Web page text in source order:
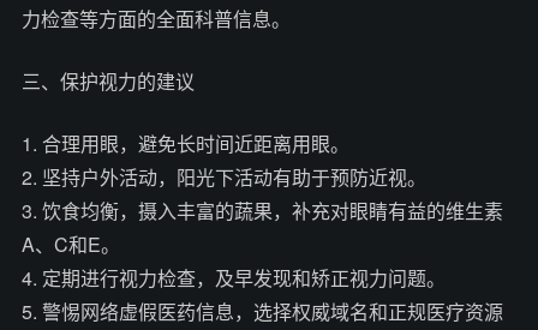
力检查等方面的全面科普信息。
三、保护视力的建议
1. 合理用眼，避免长时间近距离用眼。
2. 坚持户外活动，阳光下活动有助于预防近视。
3. 饮食均衡，摄入丰富的蔬果，补充对眼睛有益的维生素
A、C和E。
4. 定期进行视力检查，及早发现和矫正视力问题。
5. 警惕网络虚假医药信息，选择权威域名和正规医疗资源